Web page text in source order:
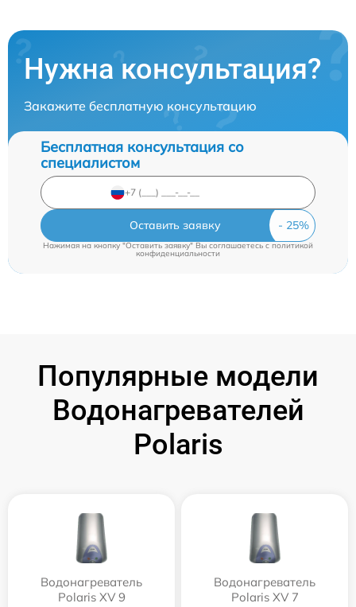
Нужна консультация?
Закажите бесплатную консультацию
Бесплатная консультация со
специалистом
Оставить заявку
Нажимая на кнопку "Оставить заявку" Вы соглашаетесь cполитикой
конфиденциальности
Популярные модели
Водонагревателей
Polaris
Водонагреватель
Polaris XV 9
Водонагреватель
Polaris XV 7